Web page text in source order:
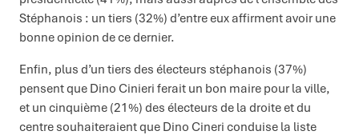
Stéphanois : un tiers (32%) d’entre eux affirment avoir une
bonne opinion de ce dernier.
Enfin, plus d’un tiers des électeurs stéphanois (37%)
pensent que Dino Cinieri ferait un bon maire pour la ville,
et un cinquième (21%) des électeurs de la droite et du
centre souhaiteraient que Dino Cineri conduise la liste